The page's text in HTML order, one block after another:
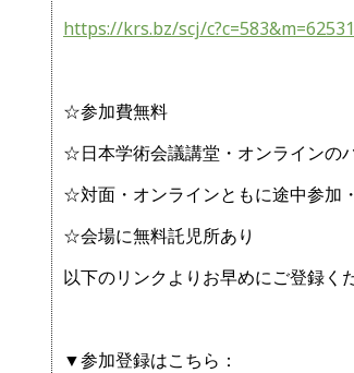
https://krs.bz/scj/
☆参加費無料
☆日本学術会議講堂・オンラインの
☆対面・オンラインともに途中参加
☆会場に無料託児所あり
以下のリンクよりお早めにご登録く
▼参加登録はこちら：